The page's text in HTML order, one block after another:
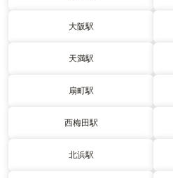
大阪駅
天満駅
扇町駅
西梅田駅
北浜駅